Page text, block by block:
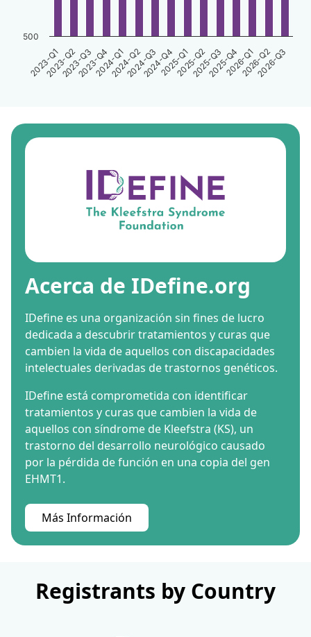
2023-Q12023-Q32024-Q12024-Q32025-Q12025-Q32026-Q12026-Q3
2023-Q22023-Q42024-Q22024-Q42025-Q22025-Q42026-Q2
500
Acerca de IDefine.org
IDefine es una organización sin fines de lucro
dedicada a descubrir tratamientos y curas que
cambien la vida de aquellos con discapacidades
intelectuales derivadas de trastornos genéticos.
IDefine está comprometida con identificar
tratamientos y curas que cambien la vida de
aquellos con síndrome de Kleefstra (KS), un
trastorno del desarrollo neurológico causado
por la pérdida de función en una copia del gen
EHMT1.
Más Información
Registrants by Country